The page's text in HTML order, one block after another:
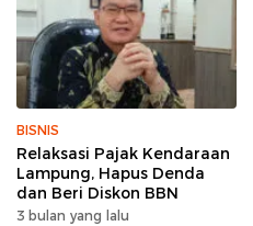
BISNIS
Relaksasi Pajak Kendaraan
Lampung, Hapus Denda
dan Beri Diskon BBN
3 bulan yang lalu